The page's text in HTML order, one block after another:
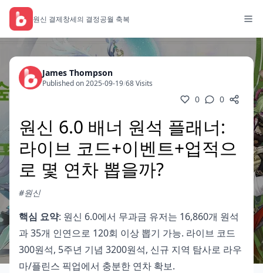
원신 결제창세의 결정공월 축복
James Thompson
Published on 2025-09-19/68 Visits
0 0
원신 6.0 배너 원석 플래너:
라이브 코드+이벤트+업적으
로 몇 연차 뽑을까?
#원신
핵심 요약: 원신 6.0에서 무과금 유저는 16,860개 원석
과 35개 인연으로 120회 이상 뽑기 가능. 라이브 코드
300원석, 5주년 기념 3200원석, 신규 지역 탐사로 라우
마/플린스 픽업에서 충분한 연차 확보.